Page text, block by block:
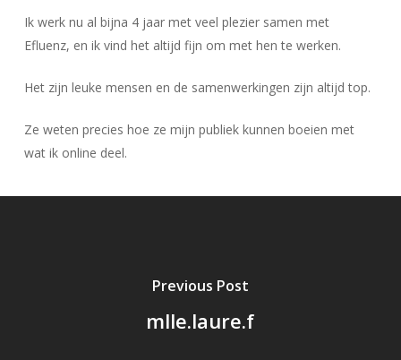
Ik werk nu al bijna 4 jaar met veel plezier samen met
Efluenz, en ik vind het altijd fijn om met hen te werken.
Het zijn leuke mensen en de samenwerkingen zijn altijd top.
Ze weten precies hoe ze mijn publiek kunnen boeien met
wat ik online deel.
Previous Post
mlle.laure.f